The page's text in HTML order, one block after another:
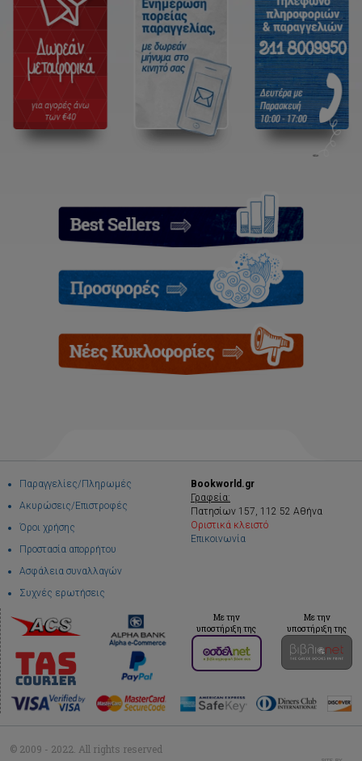
Παραγγελίες/Πληρωμές
Ακυρώσεις/Επιστροφές
Όροι χρήσης
Προστασία απορρήτου
Ασφάλεια συναλλαγών
Συχνές ερωτήσεις
Bookworld.gr
Γραφεία:
Πατησίων 157, 112 52 Αθήνα
Οριστικά κλειστό
Επικοινωνία
Με την
υποστήριξη της
Με την
υποστήριξη της
© 2009 - 2022. All rights reserved